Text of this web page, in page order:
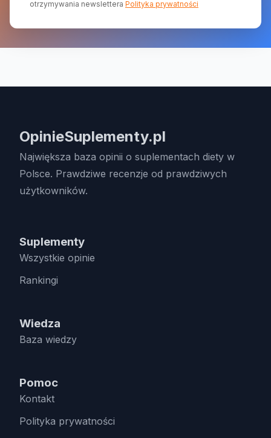
otrzymywania newslettera Polityka prywatności
OpinieSuplementy.pl
Największa baza opinii o suplementach diety w
Polsce. Prawdziwe recenzje od prawdziwych
użytkowników.
Suplementy
Wszystkie opinie
Rankingi
Wiedza
Baza wiedzy
Pomoc
Kontakt
Polityka prywatności